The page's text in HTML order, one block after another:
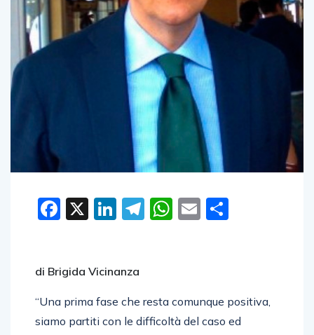
Facebook
X LinkedIn
Telegram
WhatsApp
Email
di Brigida Vicinanza
“Una prima fase che resta comunque positiva,
siamo partiti con le difficoltà del caso ed